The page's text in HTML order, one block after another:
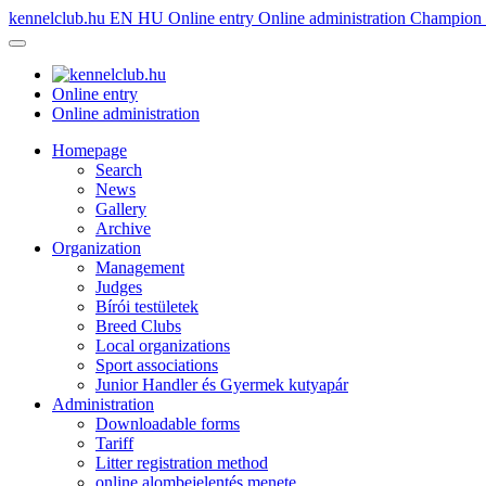
kennelclub.hu EN HU Online entry Online administration Champion
Online entry
Online administration
Homepage
Search
News
Gallery
Archive
Organization
Management
Judges
Bírói testületek
Breed Clubs
Local organizations
Sport associations
Junior Handler és Gyermek kutyapár
Administration
Downloadable forms
Tariff
Litter registration method
online alombejelentés menete